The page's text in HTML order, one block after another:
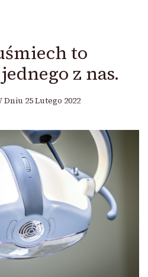
to
z nas.
Dniu 25 Lutego 2022